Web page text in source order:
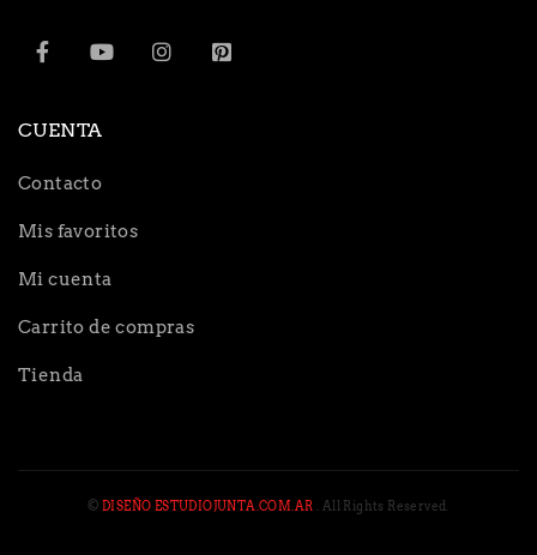
CUENTA
Contacto
Mis favoritos
Mi cuenta
Carrito de compras
Tienda
©DISEÑO ESTUDIOJUNTA.COM.AR . All Rights Reserved.